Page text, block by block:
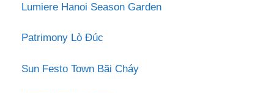
Lumiere Hanoi Season Garden
Patrimony Lò Đúc
Sun Festo Town Bãi Cháy